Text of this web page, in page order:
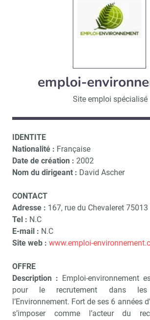
emploi-
Site emploi spécialisé
IDENTITE
Nationalité : Française
Date de création : 2002
Nom du dirigeant : David Ascher
CONTACT
Adresse : 167, rue du Chevaleret
Tel : N.C
E-mail : N.C
Site web : www.emploi-
OFFRE
Description : Emploi-environnement
pour le recrutement dans
l’Environnement. Fort de ses 6 années
s’imposer comme l’acteur du